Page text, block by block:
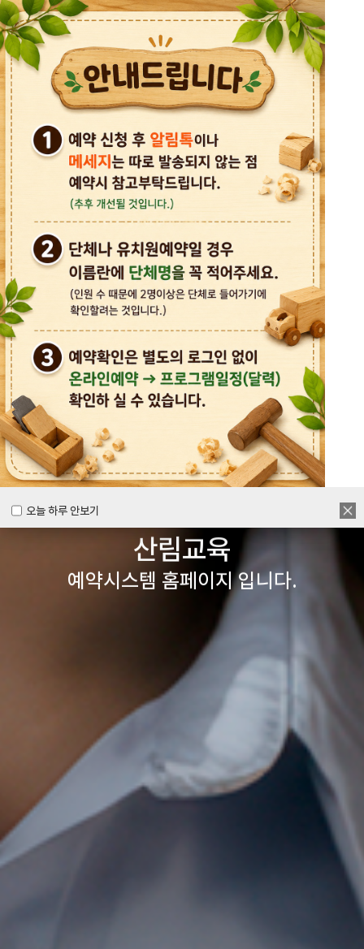
오늘 하루 안보기
오늘 하루 안보기
목공체험부터 숲체험 교육까지
다양한 경험을 할 수 있는
양주시
목재문화체험장&
산림교육
예약시스템 홈페이지 입니다.